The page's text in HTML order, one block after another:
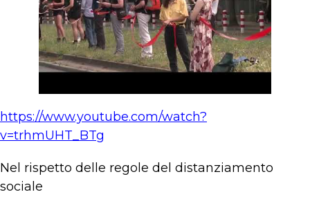
https://www.youtube.com/watch?
v=trhmUHT_BTg
Nel rispetto delle regole del distanziamento
sociale